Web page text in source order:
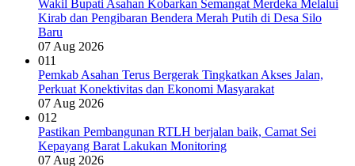
Wakil Bupati Asahan Kobarkan Semangat Merdeka Melalui
Kirab dan Pengibaran Bendera Merah Putih di Desa Silo
Baru
07 Aug 2026
011
Pemkab Asahan Terus Bergerak Tingkatkan Akses Jalan,
Perkuat Konektivitas dan Ekonomi Masyarakat
07 Aug 2026
012
Pastikan Pembangunan RTLH berjalan baik, Camat Sei
Kepayang Barat Lakukan Monitoring
07 Aug 2026